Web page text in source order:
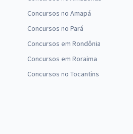
Concursos no Amapá
Concursos no Pará
Concursos em Rondônia
Concursos em Roraima
Concursos no Tocantins